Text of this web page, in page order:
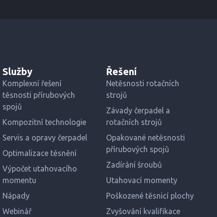
Služby
Komplexní řešení
těsnosti přírubových
spojů
Kompozitní technologie
Servis a opravy čerpadel
Optimalizace těsnění
Výpočet utahovacího
momentu
Nápady
Webinář
Řešení
Netěsnosti rotačních
strojů
Závady čerpadel a
rotačních strojů
Opakované netěsnosti
přírubových spojů
Zadírání šroubů
Utahovací momenty
Poškozené těsnicí plochy
Zvyšování kvalifikace